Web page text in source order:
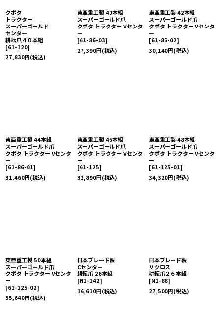
クボタ
トラクター
スーパーゴールド
センター
耕耘爪４０本組
[61-120]
27,830円(税込)
東亜重工製 40本組
スーパーゴールド爪
クボタ トラクター Vセンタ
ー
[61-86-03]
27,390円(税込)
東亜重工製 42本組
スーパーゴールド爪
クボタ トラクター Vセンタ
ー
[61-86-02]
30,140円(税込)
東亜重工製 44本組
スーパーゴールド爪
クボタ トラクター Vセンタ
ー
[61-86-01]
31,460円(税込)
東亜重工製 46本組
スーパーゴールド爪
クボタ トラクター Vセンタ
ー
[61-125]
32,890円(税込)
東亜重工製 48本組
スーパーゴールド爪
クボタ トラクター Vセンタ
ー
[61-125-01]
34,320円(税込)
東亜重工製 50本組
スーパーゴールド爪
クボタ トラクター Vセンタ
ー
[61-125-02]
35,640円(税込)
日本ブレード製
Cセンター
耕耘爪 26本組
[N1-142]
16,610円(税込)
日本ブレード製
Ｖクロス
耕耘爪２６本組
[N1-88]
27,500円(税込)